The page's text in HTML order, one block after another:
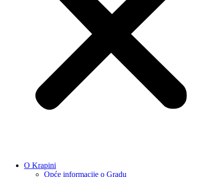
O Krapini
Opće informacije o Gradu